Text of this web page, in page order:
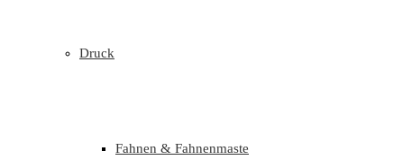
Druck
Fahnen & Fahnenmaste